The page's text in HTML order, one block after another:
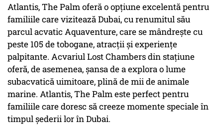
Atlantis, The Palm oferă o opțiune excelentă pentru
familiile care vizitează Dubai, cu renumitul său
parcul acvatic Aquaventure, care se mândrește cu
peste 105 de tobogane, atracții și experiențe
palpitante. Acvariul Lost Chambers din stațiune
oferă, de asemenea, șansa de a explora o lume
subacvatică uimitoare, plină de mii de animale
marine. Atlantis, The Palm este perfect pentru
familiile care doresc să creeze momente speciale în
timpul șederii lor în Dubai.